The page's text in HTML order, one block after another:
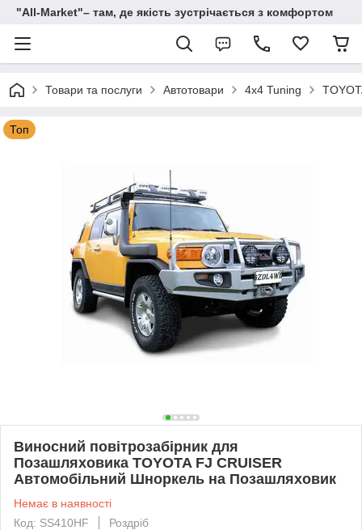
"All-Мarket"– там, де якість зустрічається з комфортом
Товари та послуги Автотовари 4x4 Tuning
Топ
Виносний повітрозабірник для
Позашляховика TOYOTA FJ CRUISER
Автомобільний Шноркель на Позашляховик
Немає в наявності
Код: SS410HF
Роздріб